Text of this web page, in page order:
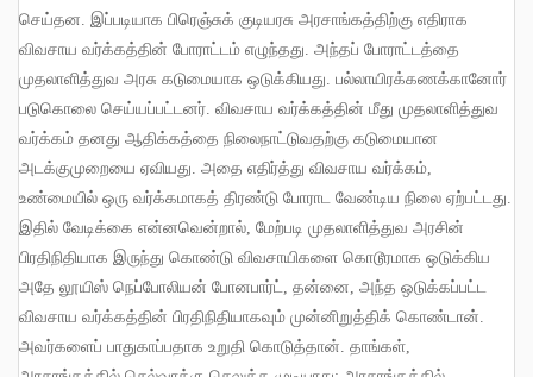
செய்தன இப்படியாக பிரெஞ்சுக் குடியரசு அரசாங்கத்திற்கு எதிராக
விவசாய வர்க்கத்தின் போராட்டம் எழுந்தது அந்தப் போராட்டத்தை
முதலாளித்துவ அரசு கடுமையாக ஒடுக்கியது பல்லாயிரக்கணக்கானோர்
படுகொலை செய்யப்பட்டனர் விவசாய வர்க்கத்தின் மீது முதலாளித்துவ
வர்க்கம் தனது ஆதிக்கத்தை நிலைநாட்டுவதற்கு கடுமையான
அடக்குமுறையை ஏவியது அதை எதிர்த்து விவசாய வர்க்கம்
உண்மையில் ஒரு வர்க்கமாகத் திரண்டு போராட வேண்டிய நிலை ஏற்பட்டது
இதில் வேடிக்கை என்னவென்றால் மேற்படி முதலாளித்துவ அரசின்
பிரதிநிதியாக இருந்து கொண்டு விவசாயிகளை கொடூரமாக ஒடுக்கிய
அதே லூயிஸ் நெப்போலியன் போனபார்ட்
தன்னை அந்த ஒடுக்கப்பட்ட
விவசாய வர்க்கத்தின் பிரதிநிதியாகவும் முன்னிறுத்திக் கொண்டான்
அவர்களைப் பாதுகாப்பதாக உறுதி கொடுத்தான் தாங்கள்